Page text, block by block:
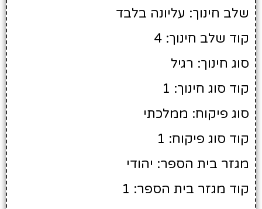
שלב חינוך: עליונה בלבד
קוד שלב חינוך: 4
סוג חינוך: רגיל
קוד סוג חינוך: 1
סוג פיקוח: ממלכתי
קוד סוג פיקוח: 1
מגזר בית הספר: יהודי
קוד מגזר בית הספר: 1